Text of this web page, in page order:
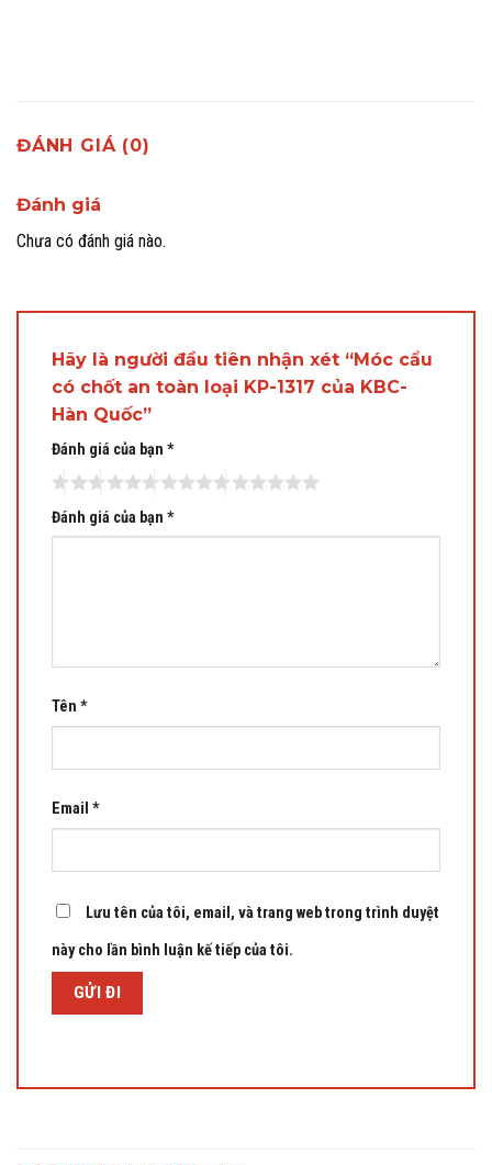
ĐÁNH GIÁ (0)
Đánh giá
Chưa có đánh giá nào.
Hãy là người đầu tiên nhận xét “Móc cẩu
có chốt an toàn loại KP-1317 của KBC-
Hàn Quốc”
Đánh giá của bạn *
Đánh giá của bạn *
Tên *
Email *
Lưu tên của tôi, email, và trang web trong trình duyệt
này cho lần bình luận kế tiếp của tôi.